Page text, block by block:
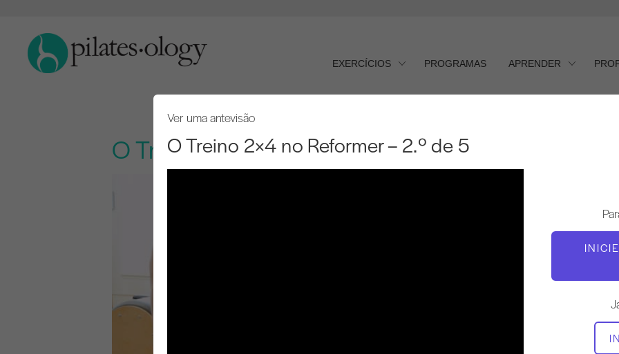
EXERCÍCIOS PROGRAMAS APRENDER
O Treino 2×4 no Reformer – 2.º de 5
Ver uma antevisão
O Treino 2×4 no Reformer – 2.º de 5